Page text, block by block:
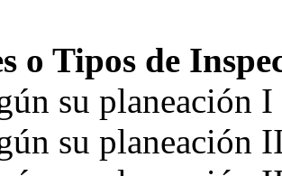
o Tipos de
su planeación I
su planeación